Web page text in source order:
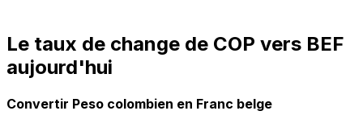
Le taux de change de COP vers BEF
aujourd'hui
Convertir Peso colombien en Franc belge